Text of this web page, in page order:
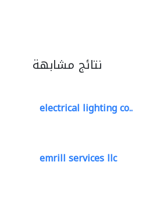
نتائج مشابهة
electrical lighting co..
emrill services llc